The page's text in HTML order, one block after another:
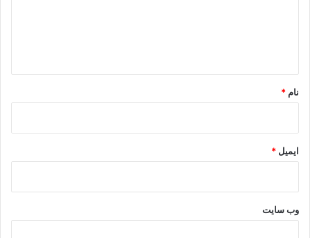
نام *
ایمیل *
وب‌ سایت